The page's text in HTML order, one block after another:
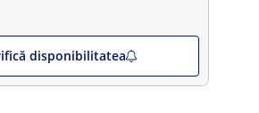
disponibilitatea